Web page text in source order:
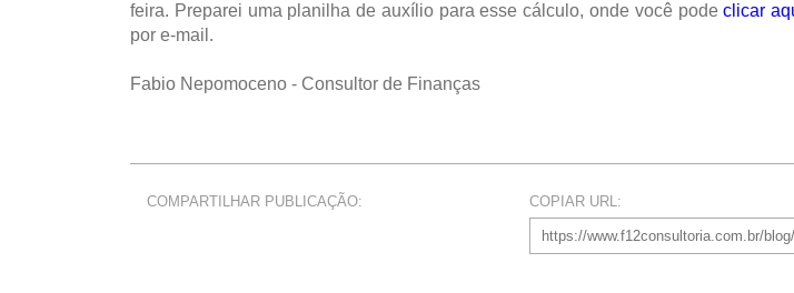
feira. Preparei uma planilha de auxílio para esse cálculo, onde você podeclicar
por e-mail.
Fabio Nepomoceno - Consultor de Finanças
COMPARTILHAR PUBLICAÇÃO: COPIAR URL: